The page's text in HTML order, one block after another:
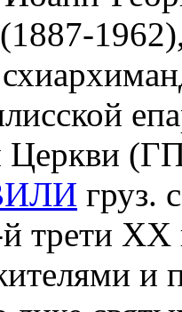
Церкви
груз.
трети XX
и